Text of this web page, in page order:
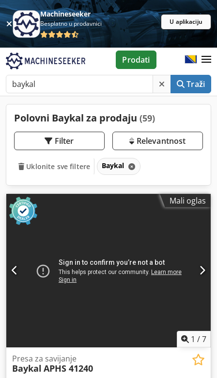
Machineseeker
Besplatno u prodavnici U aplikaciju
Traži
Prodati
Polovni Baykal za prodaju (59)
Filter Relevantnost
Uklonite sve filtere Baykal
Mali oglas
1 /7
Presa za savijanje
Baykal APHS 41240